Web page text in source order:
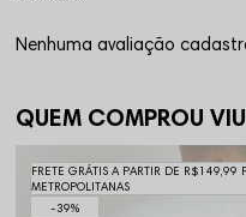
Nenhuma avaliação
QUEM COMPROU
39%
FRETE GRÁTIS A PARTIR DE R$149,99
METROPOLITANAS